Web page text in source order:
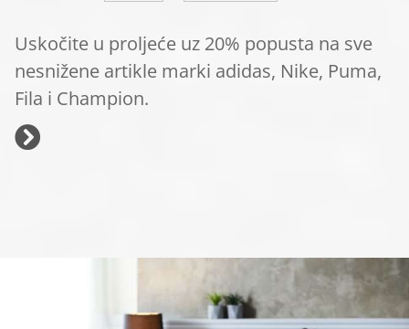
Uskočite u proljeće uz 20% popusta na sve
nesnižene artikle marki adidas, Nike, Puma,
Fila i Champion.